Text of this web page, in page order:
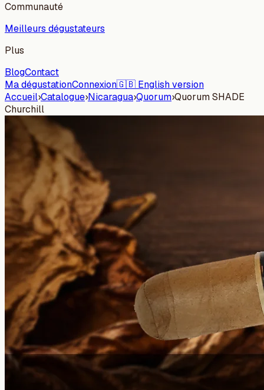
Communauté
Meilleurs dégustateurs
Plus
BlogContact
Ma dégustationConnexion🇬🇧 English version
Accueil›Catalogue›Nicaragua›Quorum›Quorum SHADE
Churchill